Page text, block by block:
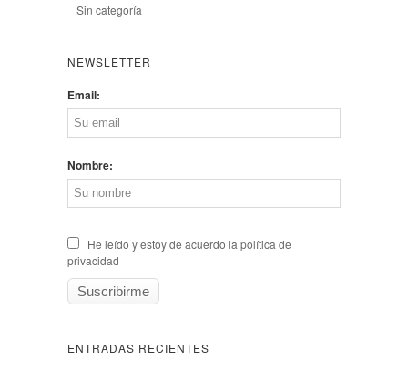
Sin categoría
NEWSLETTER
Email:
Nombre:
He leído y estoy de acuerdo la política de
privacidad
ENTRADAS RECIENTES